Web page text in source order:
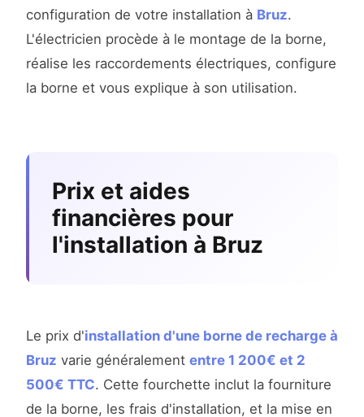
configuration de votre installation à Bruz.
L'électricien procède à le montage de la borne,
réalise les raccordements électriques, configure
la borne et vous explique à son utilisation.
Prix et aides
financières pour
l'installation à Bruz
Le prix d'installation d'une borne de recharge à
Bruz varie généralement entre 1 200€ et 2
500€ TTC. Cette fourchette inclut la fourniture
de la borne, les frais d'installation, et la mise en